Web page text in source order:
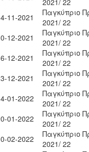
2021/ 22
11-2021
Παγκύπριο
2021/ 22
12-2021
Παγκύπριο
2021/ 22
12-2021
Παγκύπριο
2021/ 22
12-2021
Παγκύπριο
2021/ 22
01-2022
Παγκύπριο
2021/ 22
01-2022
Παγκύπριο
2021/ 22
02-2022
Παγκύπριο
2021/ 22